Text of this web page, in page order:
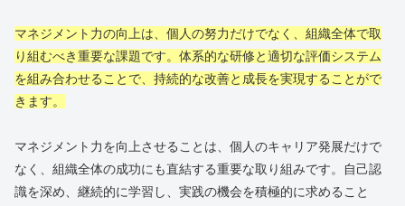
マネジメント力の向上は、個人の努力だけでなく、組織全体で取
り組むべき重要な課題です。体系的な研修と適切な評価システム
を組み合わせることで、持続的な改善と成長を実現することがで
きます。
マネジメント力を向上させることは、個人のキャリア発展だけで
なく、組織全体の成功にも直結する重要な取り組みです。自己認
識を深め、継続的に学習し、実践の機会を積極的に求めること